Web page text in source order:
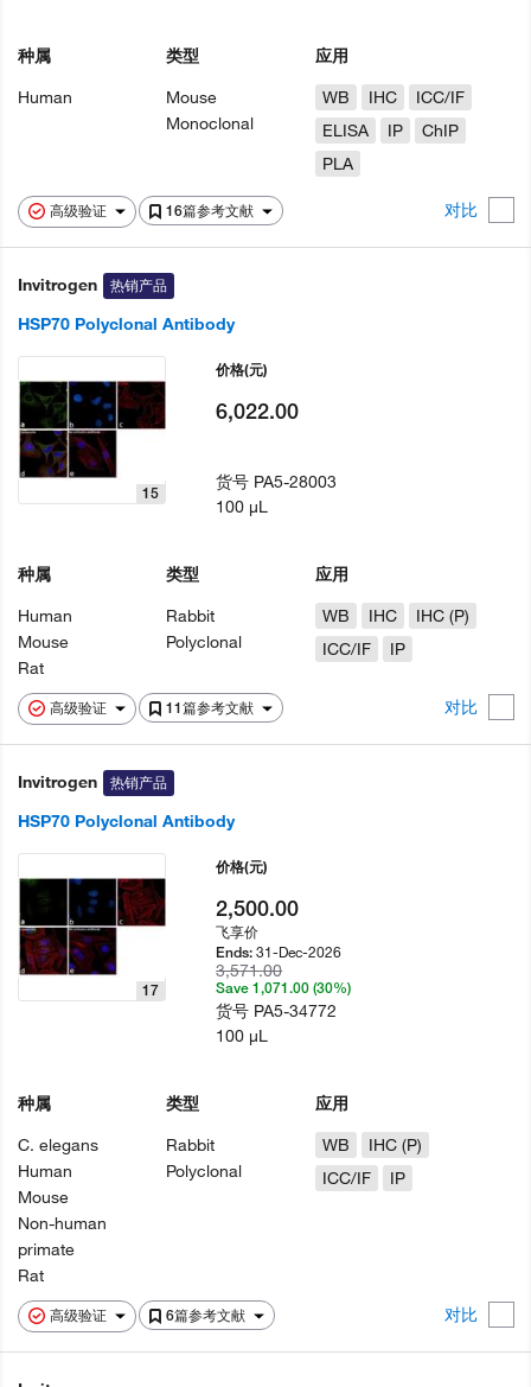
高级验证 16篇参考文献 对比
种属
Human
类型
Mouse
Monoclonal
应用
WB
IHC
ICC/IF
ELISA
IP
ChIP
PLA
Invitrogen 热销产品
HSP70 Polyclonal Antibody
高级验证 11篇参考文献 对比
15
种属
Human
Mouse
Rat
类型
Rabbit
Polyclonal
应用
WB
IHC
IHC (P)
ICC/IF
IP
价格(元)
6,022.00
货号 PA5-28003
100 µL
Invitrogen 热销产品
HSP70 Polyclonal Antibody
高级验证 6篇参考文献 对比
17
种属
C. elegans
Human
Mouse
Non-human
primate
Rat
类型
Rabbit
Polyclonal
应用
WB
IHC (P)
ICC/IF
IP
价格(元)
2,500.00
飞享价
Ends:31-Dec-2026
3,571.00
Save 1,071.00 (30%)
货号 PA5-34772
100 µL